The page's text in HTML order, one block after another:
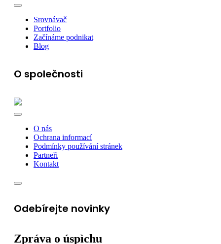
Srovnávač
Portfolio
Začínáme podnikat
Blog
O společnosti
O nás
Ochrana informací
Podmínky používání stránek
Partneři
Kontakt
Odebírejte novinky
Zpráva o úspìchu